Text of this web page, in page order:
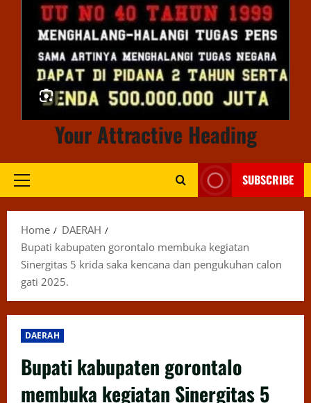
Your Attractive Heading
Primary
SUBSCRIBE
Home
DAERAH
Bupati kabupaten gorontalo membuka kegiatan
Sinergitas 5 krida saka kencana dan pengukuhan calon
gati 2025.
DAERAH
Bupati kabupaten gorontalo
membuka kegiatan Sinergitas 5